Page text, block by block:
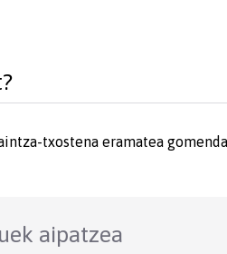
txostena eramatea
aipatzea